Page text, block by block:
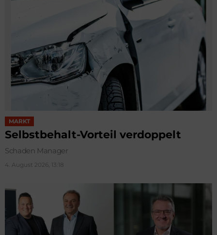
MARKT
Selbstbehalt-Vorteil verdoppelt
Schaden Manager
4. August 2026, 13:18